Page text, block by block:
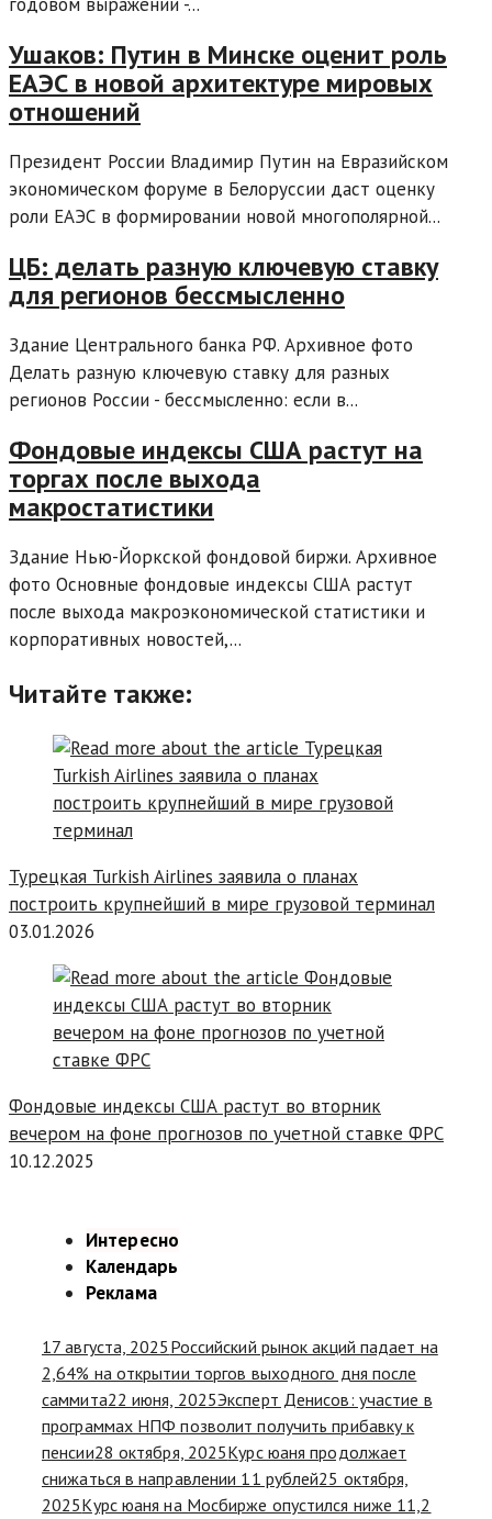
Ушаков: Путин в Минске оценит роль
ЕАЭС в новой архитектуре мировых
отношений
Президент России Владимир Путин на Евразийском
экономическом форуме в Белоруссии даст оценку
роли ЕАЭС в формировании новой многополярной...
ЦБ: делать разную ключевую ставку
для регионов бессмысленно
Здание Центрального банка РФ. Архивное фото
Делать разную ключевую ставку для разных
регионов России - бессмысленно: если в...
Фондовые индексы США растут на
торгах после выхода
макростатистики
Здание Нью-Йоркской фондовой биржи. Архивное
фото Основные фондовые индексы США растут
после выхода макроэкономической статистики и
корпоративных новостей,...
Читайте также:
Турецкая Turkish Airlines заявила о планах
построить крупнейший в мире грузовой терминал
03.01.2026
Фондовые индексы США растут во вторник
вечером на фоне прогнозов по учетной ставке ФРС
10.12.2025
Интересно
Календарь
Реклама
17 августа, 2025 Российский рынок акций падает на
2,64% на открытии торгов выходного дня после
саммита22 июня, 2025Эксперт Денисов: участие в
программах НПФ позволит получить прибавку к
пенсии28 октября, 2025Курс юаня продолжает
снижаться в направлении 11 рублей25 октября,
2025Курс юаня на Мосбирже опустился ниже 11,2